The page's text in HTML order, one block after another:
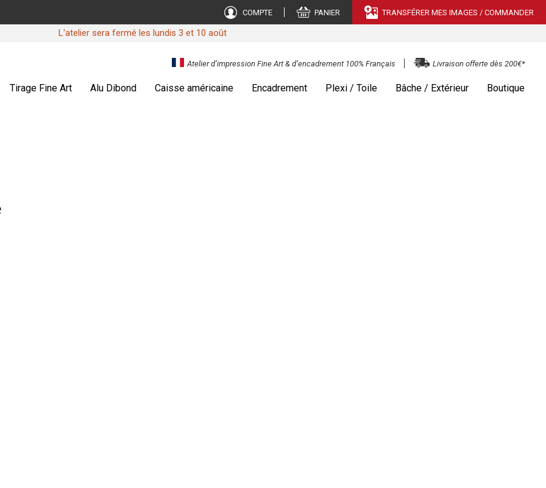
COMPTE PANIER TRANSFÉRER MES IMAGES / COMMANDER
L'atelier sera fermé les lundis 3 et 10 août
Atelier d’impression Fine Art & d’encadrement 100% Français Livraison offerte dès 200€*
Tirage Fine Art Alu Dibond Caisse américaine Encadrement Plexi / Toile Bâche / Extérieur Boutique